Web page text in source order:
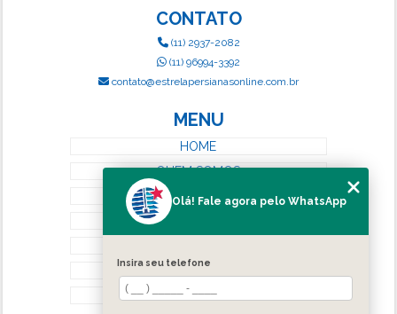
CONTATO
(11) 2937-2082
(11) 96994-3392
contato@estrelapersianasonline.com.br
MENU
HOME
QUEM SOMOS
SERVIÇOS
CATEGORIAS
MAPA DO SITE
Olá! Fale agora pelo WhatsApp
Insira seu telefone